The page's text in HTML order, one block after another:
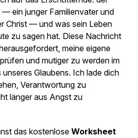
— ein junger Familienvater und
Christ — und was sein Leben
zu sagen hat. Diese Nachricht
meine eigene
und mutiger zu werden im
Glaubens. Ich lade dich
Verantwortung zu
länger aus Angst zu
das kostenlose Worksheet